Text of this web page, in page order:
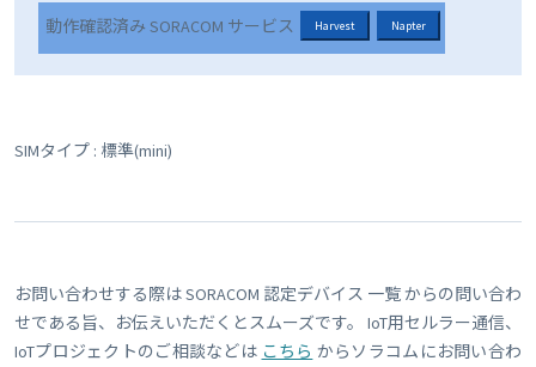
動作確認済み SORACOM サービス Harvest Napter
SIMタイプ : 標準(mini)
お問い合わせする際は SORACOM 認定デバイス 一覧 からの問い合わ
せである旨、お伝えいただくとスムーズです。 IoT用セルラー通信、
IoTプロジェクトのご相談などは こちら からソラコムにお問い合わ